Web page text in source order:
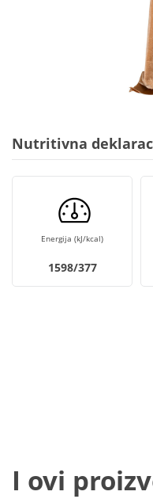
Nutritivna
Energija (kJ/kcal)
1598/377
I ovi